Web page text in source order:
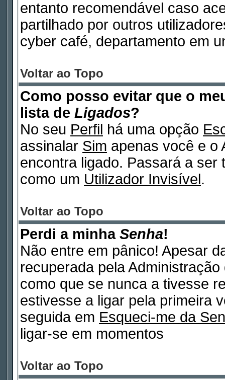
entanto recomendável caso
partilhado por outros
cyber café, departamento em
Voltar ao Topo
Como posso evitar que o
lista de Ligados?
No seu Perfil há uma opção
assinalar Sim apenas você e o
encontra ligado. Passará a ser
como um Utilizador Invisível.
Voltar ao Topo
Perdi a minha Senha!
Não entre em pânico! Apesar
recuperada pela
como que se nunca a tivesse
estivesse a ligar pela primeira
seguida em Esqueci-me da
ligar-se em momentos
Voltar ao Topo